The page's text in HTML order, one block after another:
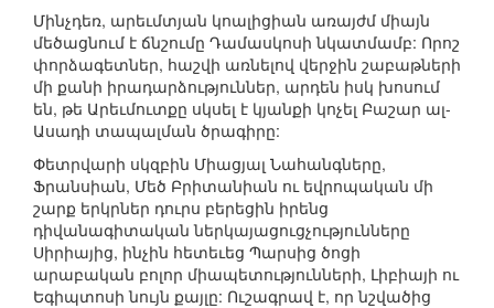
Մինչդեռ, արեւմտյան կոալիցիան առայժմ միայն
մեծացնում է ճնշումը Դամասկոսի նկատմամբ: Որոշ
փորձագետներ, հաշվի առնելով վերջին շաբաթների
մի քանի իրադարձություններ, արդեն իսկ խոսում
են, թե Արեւմուտքը սկսել է կյանքի կոչել Բաշար ալ-
Ասադի տապալման ծրագիրը:
Փետրվարի սկզբին Միացյալ Նահանգները,
Ֆրանսիան, Մեծ Բրիտանիան ու եվրոպական մի
շարք երկրներ դուրս բերեցին իրենց
դիվանագիտական ներկայացուցչությունները
Սիրիայից, ինչին հետեւեց Պարսից ծոցի
արաբական բոլոր միապետությունների, Լիբիայի ու
Եգիպտոսի նույն քայլը: Ուշագրավ է, որ նշվածից